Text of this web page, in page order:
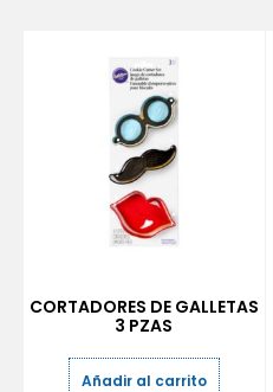
CORTADORES DE GALLETAS
3 PZAS
Añadir al carrito